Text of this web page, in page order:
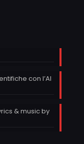
con l’AI
& music by